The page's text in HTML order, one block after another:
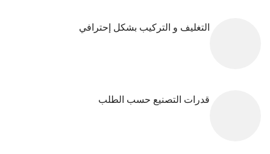
التغليف و التركيب بشكل إحترافي
قدرات التصنيع حسب الطلب